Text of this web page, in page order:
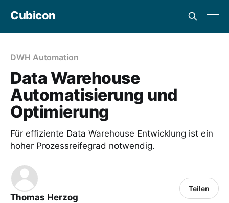
Cubicon
DWH Automation
Data Warehouse
Automatisierung und
Optimierung
Für effiziente Data Warehouse Entwicklung ist ein
hoher Prozessreifegrad notwendig.
Thomas Herzog
Teilen